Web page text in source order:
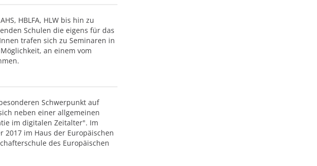
HBLFA, HLW bis hin zu
Schulen die eigens für das
trafen sich zu Seminaren in
an einem vom
Schwerpunkt auf
neben einer allgemeinen
im digitalen Zeitalter". Im
2017 im Haus der Europäischen
des Europäischen